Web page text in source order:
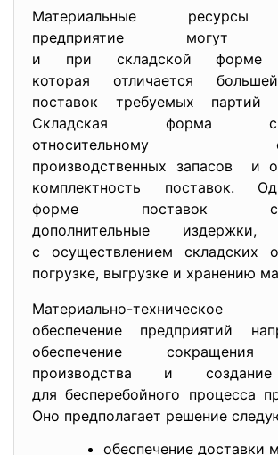
Материальные
предприятие могут
и при складской форме
которая отличается
поставок требуемых партий
Складская форма
относительному
производственных запасов и
комплектность поставок.
форме поставок
дополнительные издержки,
с осуществлением складских
погрузке, выгрузке и хранению
Материально-техническое
обеспечение предприятий
обеспечение сокращения
производства и
для бесперебойного процесса
Оно предполагает решение
обеспечение доставки